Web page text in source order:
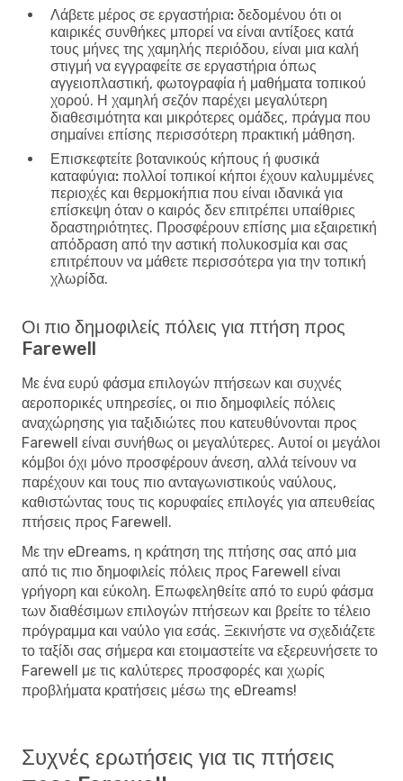
Λάβετε μέρος σε εργαστήρια: δεδομένου ότι οι
καιρικές συνθήκες μπορεί να είναι αντίξοες κατά
τους μήνες της χαμηλής περιόδου, είναι μια καλή
στιγμή να εγγραφείτε σε εργαστήρια όπως
αγγειοπλαστική, φωτογραφία ή μαθήματα τοπικού
χορού. Η χαμηλή σεζόν παρέχει μεγαλύτερη
διαθεσιμότητα και μικρότερες ομάδες, πράγμα που
σημαίνει επίσης περισσότερη πρακτική μάθηση.
Επισκεφτείτε βοτανικούς κήπους ή φυσικά
καταφύγια: πολλοί τοπικοί κήποι έχουν καλυμμένες
περιοχές και θερμοκήπια που είναι ιδανικά για
επίσκεψη όταν ο καιρός δεν επιτρέπει υπαίθριες
δραστηριότητες. Προσφέρουν επίσης μια εξαιρετική
απόδραση από την αστική πολυκοσμία και σας
επιτρέπουν να μάθετε περισσότερα για την τοπική
χλωρίδα.
Οι πιο δημοφιλείς πόλεις για πτήση προς
Farewell
Με ένα ευρύ φάσμα επιλογών πτήσεων και συχνές
αεροπορικές υπηρεσίες, οι πιο δημοφιλείς πόλεις
αναχώρησης για ταξιδιώτες που κατευθύνονται προς
Farewell είναι συνήθως οι μεγαλύτερες. Αυτοί οι μεγάλοι
κόμβοι όχι μόνο προσφέρουν άνεση, αλλά τείνουν να
παρέχουν και τους πιο ανταγωνιστικούς ναύλους,
καθιστώντας τους τις κορυφαίες επιλογές για απευθείας
πτήσεις προς Farewell.
Με την eDreams, η κράτηση της πτήσης σας από μια
από τις πιο δημοφιλείς πόλεις προς Farewell είναι
γρήγορη και εύκολη. Επωφεληθείτε από το ευρύ φάσμα
των διαθέσιμων επιλογών πτήσεων και βρείτε το τέλειο
πρόγραμμα και ναύλο για εσάς. Ξεκινήστε να σχεδιάζετε
το ταξίδι σας σήμερα και ετοιμαστείτε να εξερευνήσετε το
Farewell με τις καλύτερες προσφορές και χωρίς
προβλήματα κρατήσεις μέσω της eDreams!
Συχνές ερωτήσεις για τις πτήσεις